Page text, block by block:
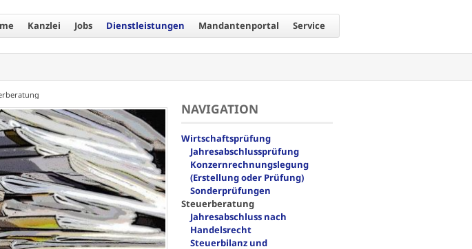
Kanzlei Jobs Dienstleistungen Mandantenportal Service
NAVIGATION
Navigation
überspringen
Wirtschaftsprüfung
Jahresabschlussprüfung
Konzernrechnungslegung
(Erstellung oder Prüfung)
Sonderprüfungen
Steuerberatung
Jahresabschluss nach
Handelsrecht
Steuerbilanz und